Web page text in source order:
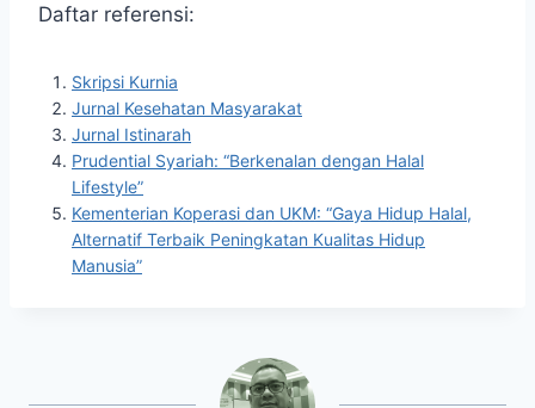
Daftar referensi:
Skripsi Kurnia
Jurnal Kesehatan Masyarakat
Jurnal Istinarah
Prudential Syariah: “Berkenalan dengan Halal
Lifestyle”
Kementerian Koperasi dan UKM: “Gaya Hidup Halal,
Alternatif Terbaik Peningkatan Kualitas Hidup
Manusia”